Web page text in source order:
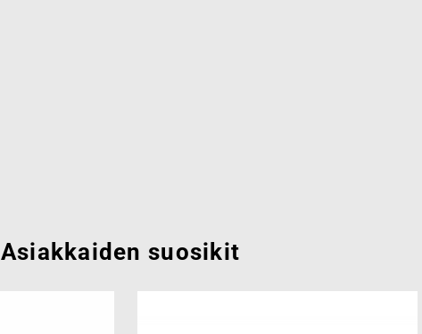
Asiakkaiden suosikit